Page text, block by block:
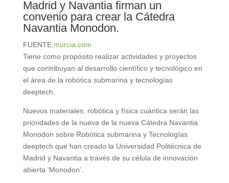
Madrid y Navantia firman un
convenio para crear la Cátedra
Navantia Monodon.
FUENTE:murcia.com
Tiene como propósito realizar actividades y proyectos
que contribuyan al desarrollo científico y tecnológico en
el área de la robótica submarina y tecnologías
deeptech.
Nuevos materiales, robótica y física cuántica serán las
prioridades de la nueva de la nueva Cátedra Navantia
Monodon sobre Robótica submarina y Tecnologías
deeptech que han creado la Universidad Politécnica de
Madrid y Navantia a través de su célula de innovación
abierta ‘Monodon’.